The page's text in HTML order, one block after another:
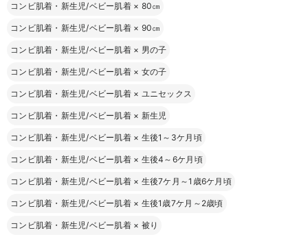
コンビ肌着・新生児/ベビー肌着 × 80㎝
コンビ肌着・新生児/ベビー肌着 × 90㎝
コンビ肌着・新生児/ベビー肌着 × 男の子
コンビ肌着・新生児/ベビー肌着 × 女の子
コンビ肌着・新生児/ベビー肌着 × ユニセックス
コンビ肌着・新生児/ベビー肌着 × 新生児
コンビ肌着・新生児/ベビー肌着 × 生後1～3ケ月頃
コンビ肌着・新生児/ベビー肌着 × 生後4～6ケ月頃
コンビ肌着・新生児/ベビー肌着 × 生後7ケ月～1歳6ケ月頃
コンビ肌着・新生児/ベビー肌着 × 生後1歳7ケ月～2歳頃
コンビ肌着・新生児/ベビー肌着 × 被り